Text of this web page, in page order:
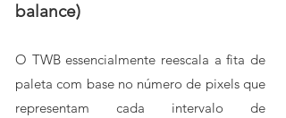
balance)
O TWB essencialmente reescala a fita de
paleta com base no número de pixels que
representam cada intervalo de